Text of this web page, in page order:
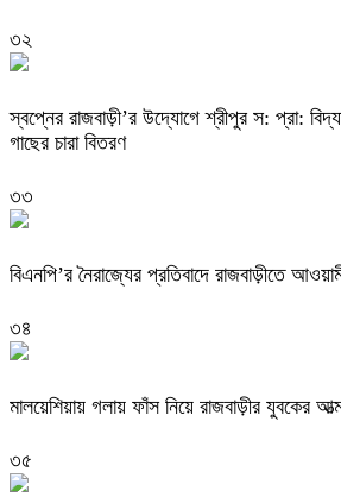
৩২
স্বপ্নের রাজবাড়ী’র উদ্যোগে শ্রীপুর স: প্রা:
গাছের চারা বিতরণ
৩৩
বিএনপি’র নৈরাজ্যের প্রতিবাদে রাজবাড়ীতে
৩৪
মালয়েশিয়ায় গলায় ফাঁস নিয়ে রাজবাড়ীর যুবকের
৩৫